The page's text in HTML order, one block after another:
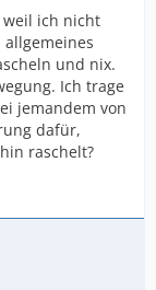
weil ich nicht
und nix.
Ich trage
jemandem von
dafür,
raschelt?